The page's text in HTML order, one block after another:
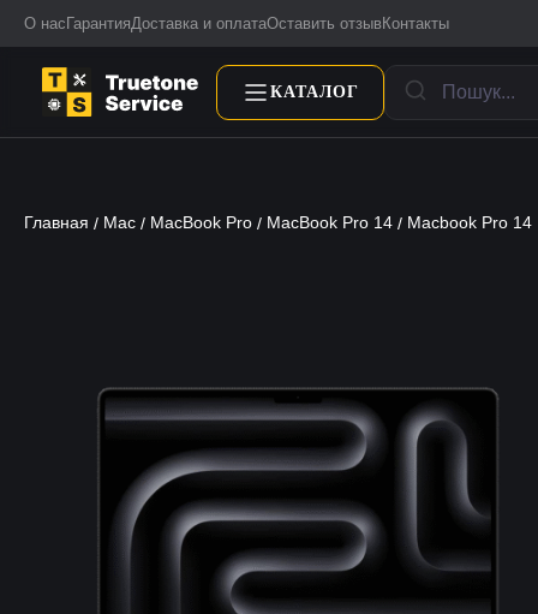
О нас ГарантияДоставка и оплатаОставить отзыв Контакты
КАТАЛОГ
Главная / Mac / MacBook Pro / MacBook Pro 14 / Macbook Pro 14